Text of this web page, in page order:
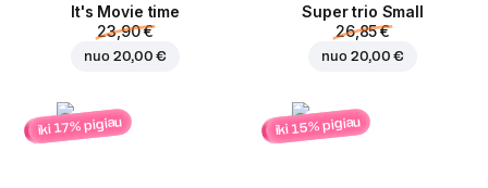
It's Movie time
23,90 €
nuo 20,00 €
Super trio Small
26,85 €
nuo 20,00 €
iki 17% pigiau iki 15% pigiau